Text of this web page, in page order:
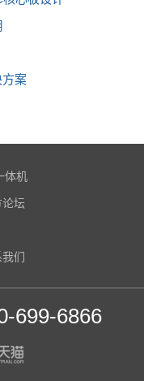
案
体机
论坛
们
699-6866